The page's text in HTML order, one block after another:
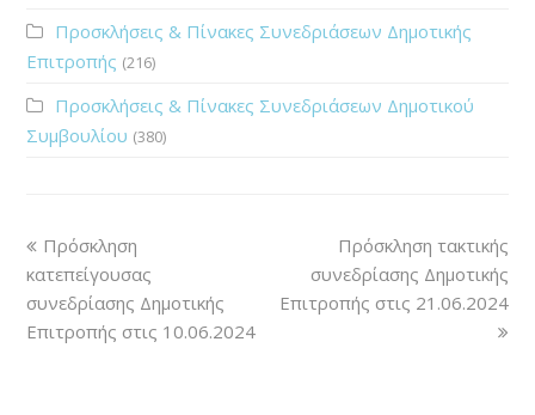
Προσκλήσεις & Πίνακες Συνεδριάσεων Δημοτικής
Επιτροπής (216)
Προσκλήσεις & Πίνακες Συνεδριάσεων Δημοτικού
Συμβουλίου (380)
Πρόσκληση
κατεπείγουσας
συνεδρίασης Δημοτικής
Επιτροπής στις 10.06.2024
Πρόσκληση τακτικής
συνεδρίασης Δημοτικής
Επιτροπής στις 21.06.2024